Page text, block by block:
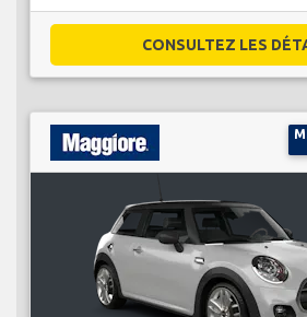
CONSULTEZ LES